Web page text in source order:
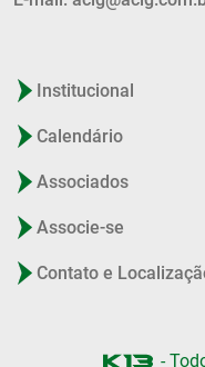
Institucional
Calendário
Associados
Associe-se
Contato e
-